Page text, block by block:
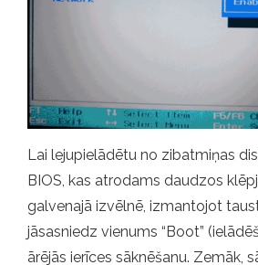
Lai lejupielādētu no zibatmiņas
BIOS, kas atrodams daudzos
galvenajā izvēlnē, izmantojot
jāsasniedz vienums “Boot”
ārējās ierīces sāknēšanu. Zemāk,